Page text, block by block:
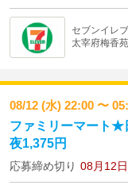
セブンイレ
太宰府梅香
08/12 (水) 22:00 〜
ファミリーマート★
夜1,375円
応募締め切り 08月12